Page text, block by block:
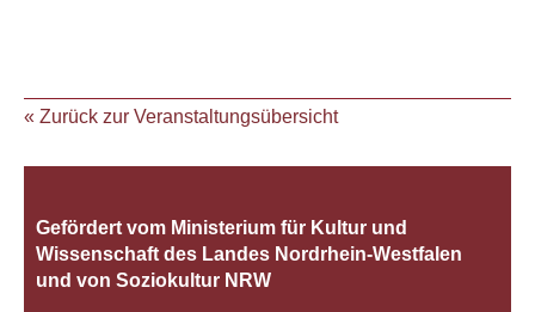
« Zurück zur Veranstaltungsübersicht
Gefördert vom Ministerium für Kultur und
Wissenschaft des Landes Nordrhein‐Westfalen
und von Soziokultur NRW